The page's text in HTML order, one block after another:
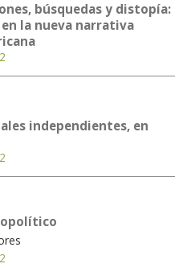
búsquedas y distopía:
la nueva narrativa
independientes, en